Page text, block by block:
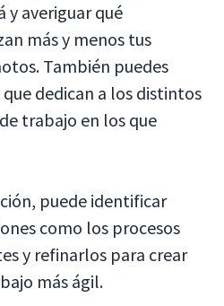
y averiguar qué
más y menos tus
También puedes
dedican a los distintos
trabajo en los que
puede identificar
como los procesos
y refinarlos para crear
más ágil.